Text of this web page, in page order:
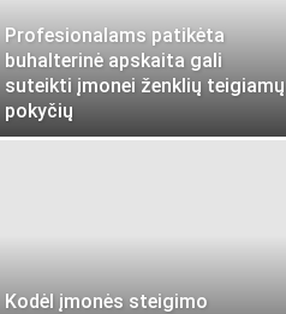
Profesionalams patikėta
buhalterinė apskaita gali
suteikti įmonei ženklių teigiamų
pokyčių
Kodėl įmonės steigimo